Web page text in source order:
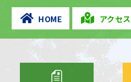
HOME アクセス